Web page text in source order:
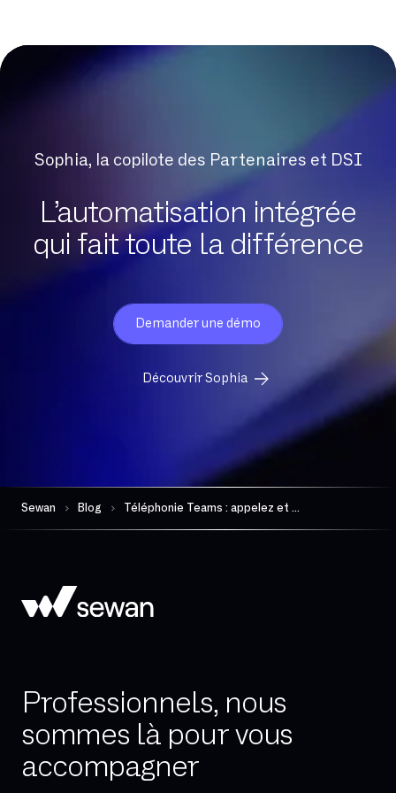
Sophia, la copilote des Partenaires et DSI
L’automatisation intégrée
qui fait toute la différence
Demander une démo
Découvrir Sophia
Sewan Blog Téléphonie Teams : appelez et collaborez avec un seul outil flexible
Professionnels, nous
sommes là pour vous
accompagner